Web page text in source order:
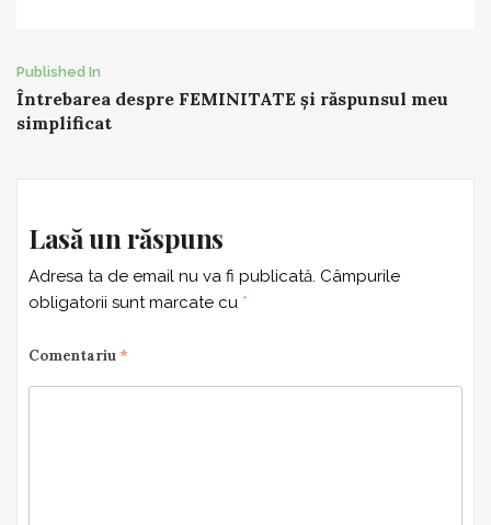
Post
navigation
Published In
Întrebarea despre FEMINITATE și răspunsul meu
simplificat
Lasă un răspuns
Adresa ta de email nu va fi publicată. Câmpurile
obligatorii sunt marcate cu *
Comentariu *